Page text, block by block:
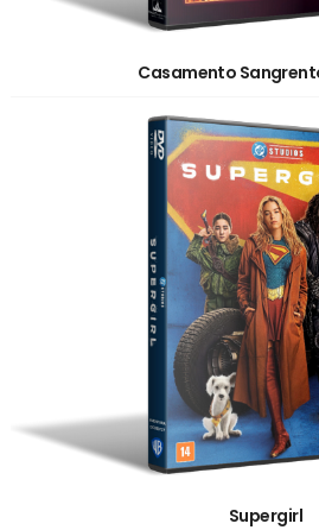
Casamento
Supergirl